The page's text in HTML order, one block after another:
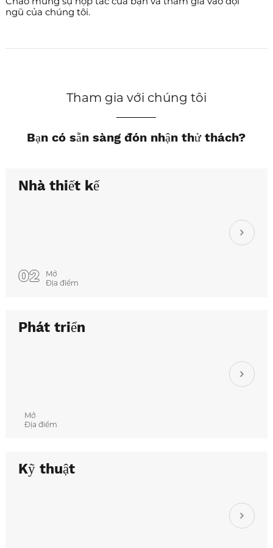
ngũ của chúng tôi.
Tham gia với chúng tôi
Bạn có sẵn sàng đón nhận thử thách?
Nhà thiết kế
02
Mở
Địa điểm
Phát triển
Mở
Địa điểm
Kỹ thuật